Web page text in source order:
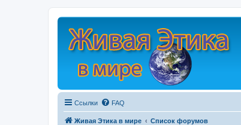
Ссылки FAQ
Живая Этика в мире Список форумов